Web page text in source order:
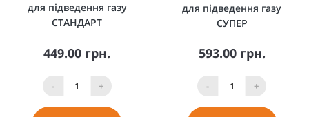
для підведення газу
СТАНДАРТ
449.00 грн.
- +
для підведення газу
СУПЕР
593.00 грн.
- +